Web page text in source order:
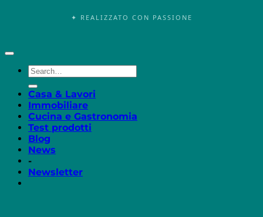
✦ REALIZZATO CON PASSIONE
Casa & Lavori
Immobiliare
Cucina e Gastronomia
Test prodotti
Blog
News
-
Newsletter